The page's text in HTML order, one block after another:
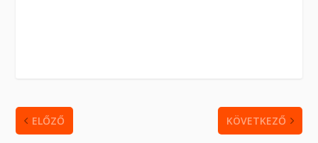
ELŐZŐ KÖVETKEZŐ